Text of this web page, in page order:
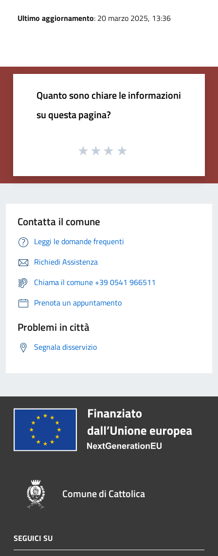
Ultimo aggiornamento: 20 marzo 2025, 13:36
Quanto sono chiare le informazioni
su questa pagina?
Contatta il comune
Leggi le domande frequenti
Richiedi Assistenza
Chiama il comune +39 0541 966511
Prenota un appuntamento
Problemi in città
Segnala disservizio
Comune di Cattolica
SEGUICI SU